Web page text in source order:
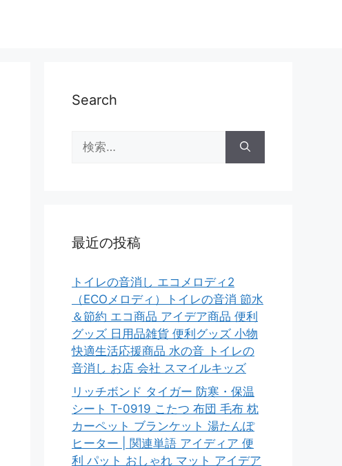
Search
索:
最近の投稿
トイレの音消し エコメロディ2
（ECOメロディ）トイレの音消 節水
＆節約 エコ商品 アイデア商品 便利
グッズ 日用品雑貨 便利グッズ 小物
快適生活応援商品 水の音 トイレの
音消し お店 会社 スマイルキッズ
リッチボンド タイガー 防寒・保温
シート T-0919 こたつ 布団 毛布 枕
カーペット ブランケット 湯たんぽ
ヒーター | 関連単語 アイディア 便
利 パット おしゃれ マット アイデア